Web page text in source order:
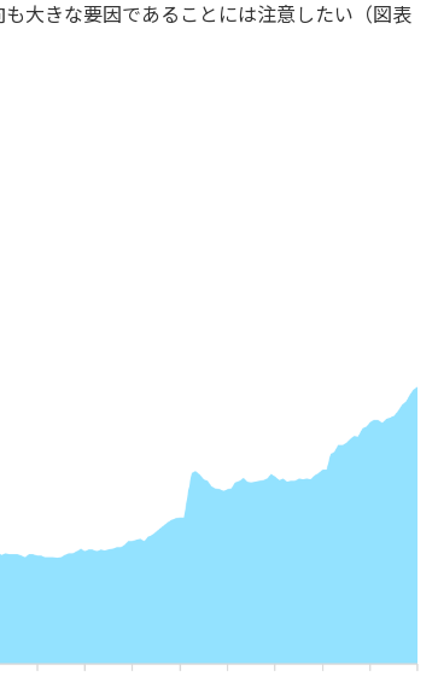
大きな要因であることには注意したい（図表